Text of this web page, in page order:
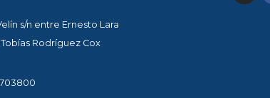
s/n entre Ernesto Lara
Rodríguez Cox